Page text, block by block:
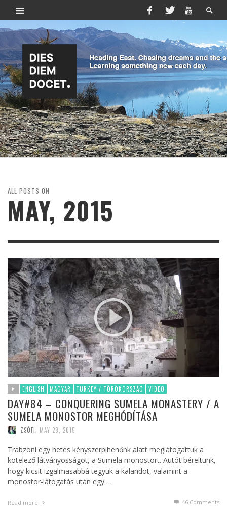
ALL POSTS ON
MAY, 2015
ENGLISH MAGYAR TURKEY / TÖRÖKORSZÁG VIDEO
DAY#84 – CONQUERING SUMELA MONASTERY / A
SUMELA MONOSTOR MEGHÓDÍTÁSA
ZSÓFI MAY 28, 2015
Trabzoni egy hetes kényszerpihenőnk alatt meglátogattuk a
kötelező látványosságot, a Sumela monostort. Autót béreltünk,
hogy kicsit izgalmasabbá tegyük a kalandot, valamint a
monostor-látogatás után egy …
Read more 46 Comments